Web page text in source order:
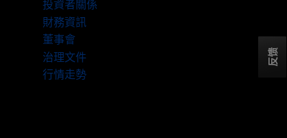
反馈
投資者關係
財務資訊
董事會
治理文件
行情走勢